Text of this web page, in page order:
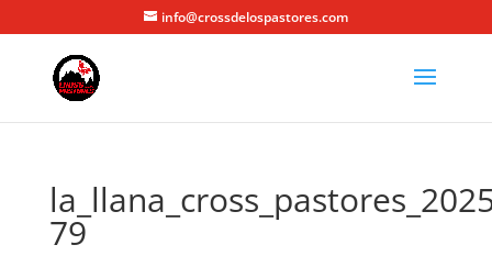
info@crossdelospastores.com
79